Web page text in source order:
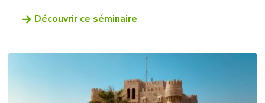
Découvrir ce séminaire